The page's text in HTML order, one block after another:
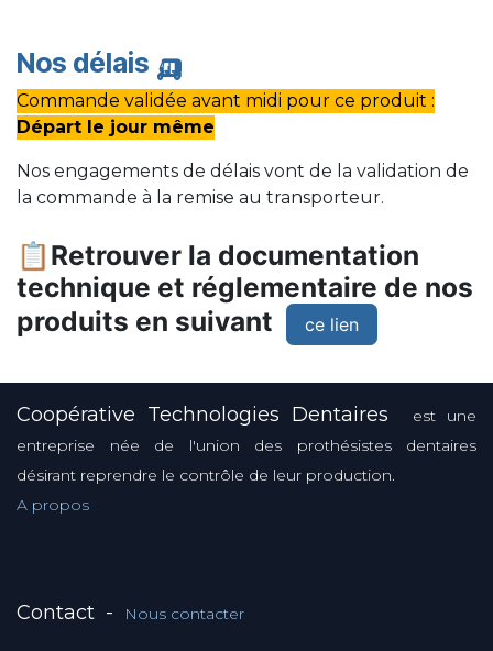
Nos délais 🛺
Commande validée avant midi pour ce produit :
Départ le jour même
Nos engagements de délais vont de la validation de
la commande à la remise au transporteur.
📋Retrouver la documentation
technique et réglementaire de nos
produits en suivant
ce lien
Coopérative Technologies Dentaires
est une
entreprise née de l'union des prothésistes dentaires
désirant reprendre le contrôle de leur production.
A propos
Contact - Nous contacter